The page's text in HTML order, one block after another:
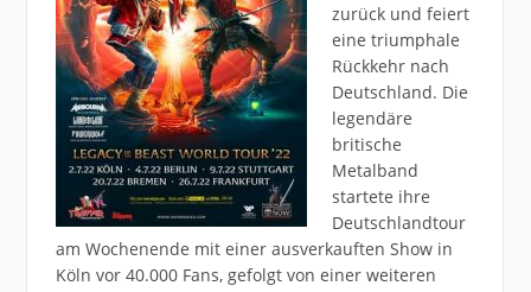
zurück und feiert
eine triumphale
Rückkehr nach
Deutschland. Die
legendäre
britische
Metalband
startete ihre
Deutschlandtour
am Wochenende mit einer ausverkauften Show in
Köln vor 40.000 Fans, gefolgt von einer weiteren